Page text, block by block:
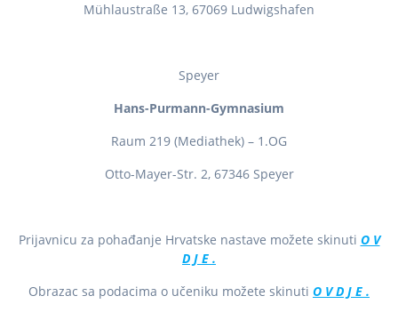
Mühlaustraße 13, 67069 Ludwigshafen
Speyer
Hans-Purmann-Gymnasium
Raum 219 (Mediathek) – 1.OG
Otto-Mayer-Str. 2, 67346 Speyer
Prijavnicu za pohađanje Hrvatske nastave možete skinuti O V
D J E .
Obrazac sa podacima o učeniku možete skinuti O V D J E .